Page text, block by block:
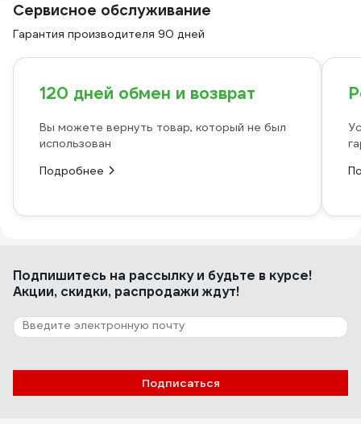
Сервисное обслуживание
Гарантия производителя 90 дней
120 дней обмен и возврат
Вы можете вернуть товар, который не был
использован
Подробнее
Подпишитесь на рассылкуи будьте в курсе!
Акции, скидки, распродажи ждут!
Подписаться